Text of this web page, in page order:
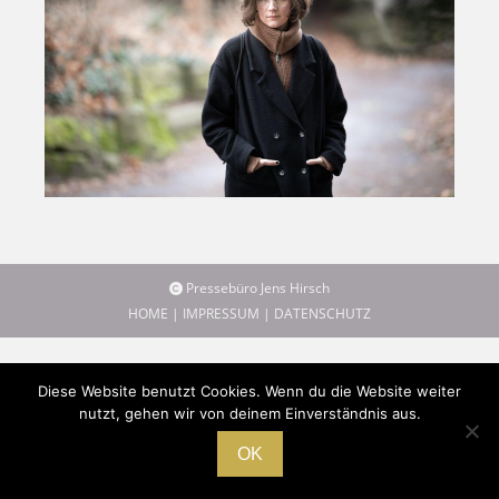
Pressebüro Jens Hirsch
HOME | IMPRESSUM | DATENSCHUTZ
Diese Website benutzt Cookies. Wenn du die Website weiter
nutzt, gehen wir von deinem Einverständnis aus.
OK